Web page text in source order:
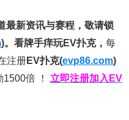
最新资讯与赛程， 敬请锁
)。 看牌手痒玩EV扑克， 每
注册EV扑克(evp86.com)
1500倍 ！ 立即注册加入EV